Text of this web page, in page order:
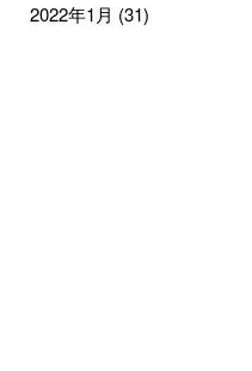
2022年1月 (31)